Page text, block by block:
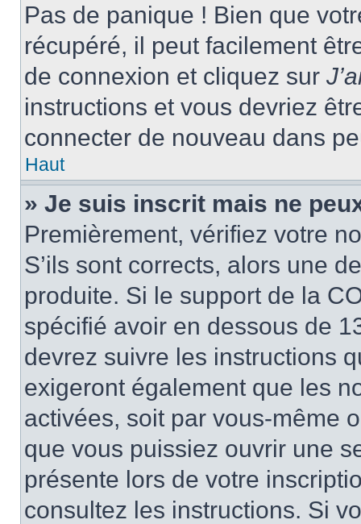
Pas de panique ! Bien que
récupéré, il peut facilement
de connexion et cliquez sur
instructions et vous devriez
connecter de nouveau dans
Haut
» Je suis inscrit mais ne
Premièrement, vérifiez votre
S’ils sont corrects, alors une
produite. Si le support de la
spécifié avoir en dessous de
devrez suivre les instructions
exigeront également que les
activées, soit par vous-même
que vous puissiez ouvrir une
présente lors de votre
consultez les instructions. Si